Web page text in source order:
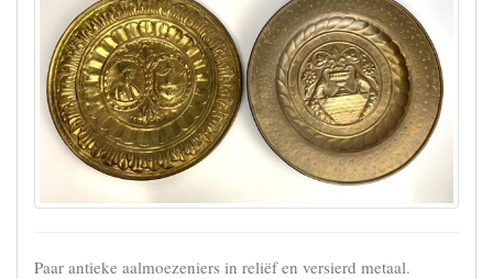
Paar antieke aalmoezeniers in reliëf en versierd metaal.